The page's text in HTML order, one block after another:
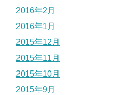
2016年2月
2016年1月
2015年12月
2015年11月
2015年10月
2015年9月